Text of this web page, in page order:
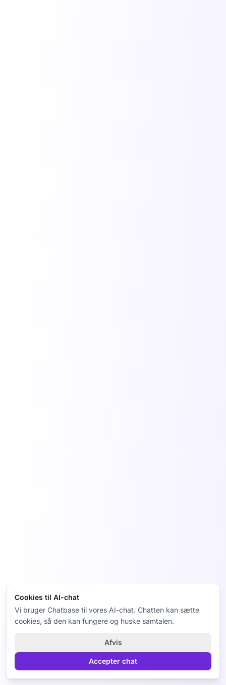
Cookies til AI-chat
Vi bruger Chatbase til vores AI-chat. Chatten kan sætte
cookies, så den kan fungere og huske samtalen.
Afvis
Accepter chat